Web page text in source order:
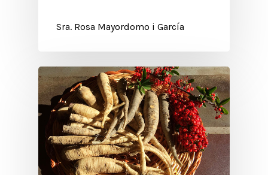
Sra. Rosa Mayordomo i García